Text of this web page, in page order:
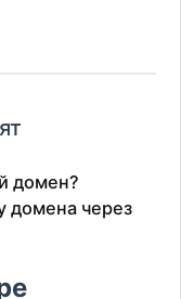
домен?
домена через